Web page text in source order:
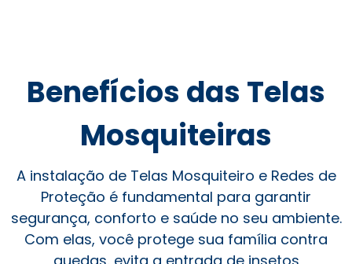
Benefícios das Telas
Mosquiteiras
A instalação de Telas Mosquiteiro e Redes de
Proteção é fundamental para garantir
segurança, conforto e saúde no seu ambiente.
Com elas, você protege sua família contra